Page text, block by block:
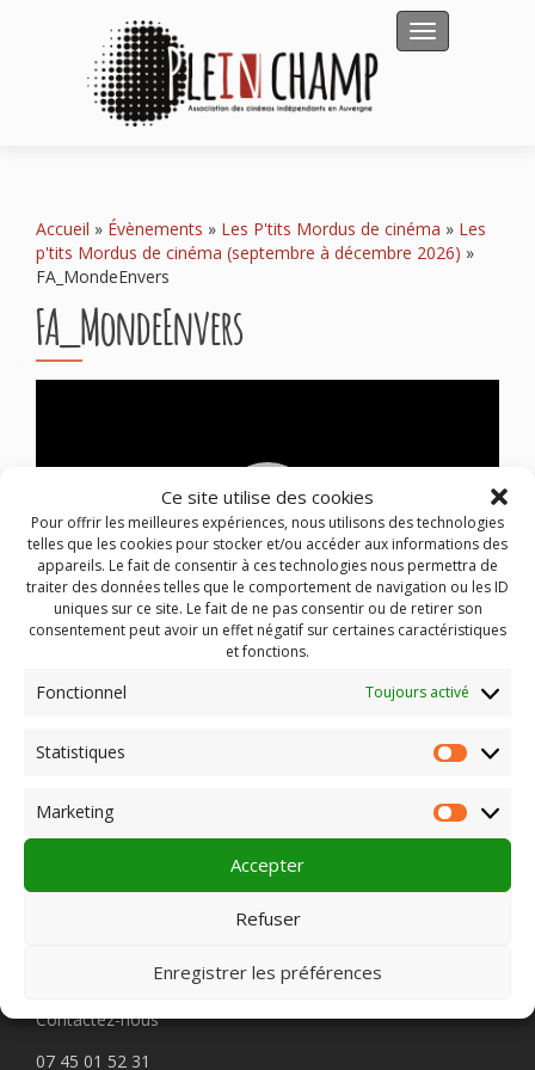
Ce site utilise des cookies
Pour offrir les meilleures expériences, nous utilisons des technologies
telles que les cookies pour stocker et/ou accéder aux informations des
appareils. Le fait de consentir à ces technologies nous permettra de
traiter des données telles que le comportement de navigation ou les ID
uniques sur ce site. Le fait de ne pas consentir ou de retirer son
consentement peut avoir un effet négatif sur certaines caractéristiques
et fonctions.
Fonctionnel Toujours activé
Statistiques
Marketing
Accepter
Refuser
Enregistrer les préférences
Afficher/
Accueil » Évènements » Les P'tits Mordus de cinéma » Les
p'tits Mordus de cinéma (septembre à décembre 2026) »
FA_MondeEnvers
FA_MondeEnvers
00:00 01:13
63000 Clermont-Ferrand
Contactez-nous
07 45 01 52 31